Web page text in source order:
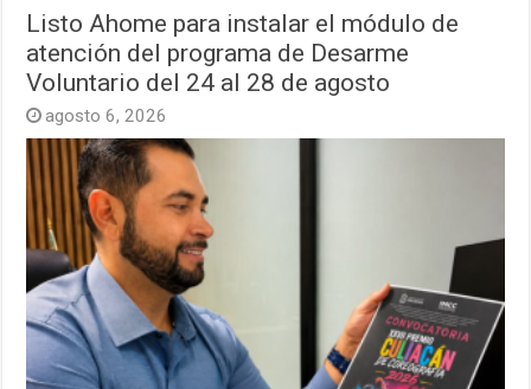
Listo Ahome para instalar el módulo de
atención del programa de Desarme
Voluntario del 24 al 28 de agosto
agosto 6, 2026